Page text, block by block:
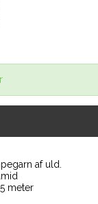
af uld.
meter